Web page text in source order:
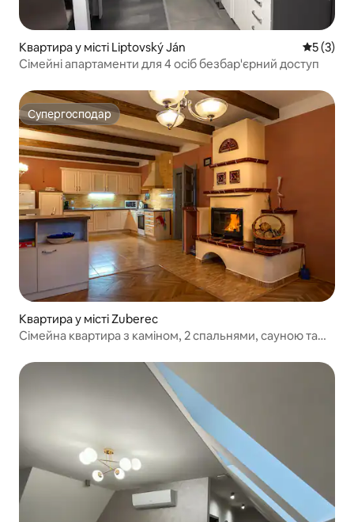
Квартира у місті Liptovský Ján Середня
5 (3)
Сімейні апартаменти для 4 осіб безбар'єрний доступ
Супергосподар
Супергосподар
Квартира у місті Zuberec
Сімейна квартира з каміном, 2 спальнями, сауною та